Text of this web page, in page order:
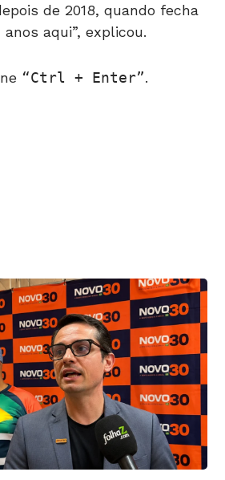
de 2018, quando fecha
aqui”, explicou.
Ctrl + Enter .